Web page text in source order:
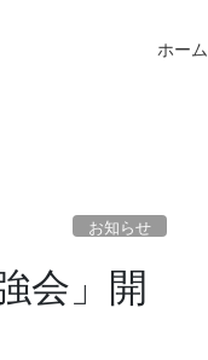
ホーム
お知らせ
会」開